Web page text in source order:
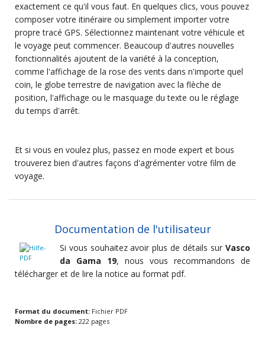
exactement ce qu'il vous faut. En quelques clics, vous pouvez
composer votre itinéraire ou simplement importer votre
propre tracé GPS. Sélectionnez maintenant votre véhicule et
le voyage peut commencer. Beaucoup d'autres nouvelles
fonctionnalités ajoutent de la variété à la conception,
comme l'affichage de la rose des vents dans n'importe quel
coin, le globe terrestre de navigation avec la flèche de
position, l'affichage ou le masquage du texte ou le réglage
du temps d'arrêt.
Et si vous en voulez plus, passez en mode expert et bous
trouverez bien d'autres façons d'agrémenter votre film de
voyage.
Documentation de l'utilisateur
Si vous souhaitez avoir plus de détails sur Vasco
da Gama 19, nous vous recommandons de
télécharger et de lire la notice au format pdf.
Format du document: Fichier PDF
Nombre de pages: 222 pages